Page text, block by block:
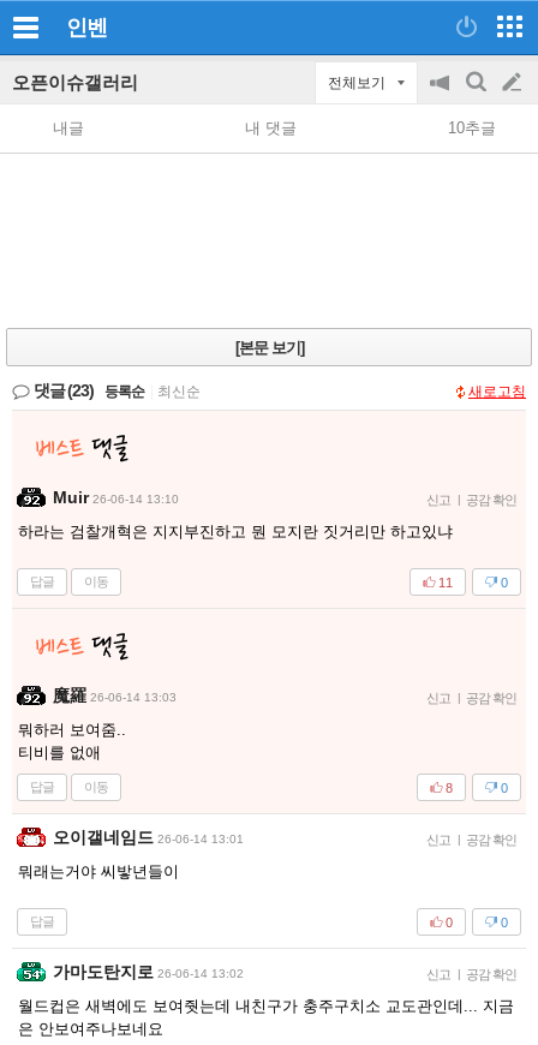
인벤
오픈이슈갤러리 전체보기
공
지
on/off
검
색
글
쓰
내글 내 댓글 10추글
[본문 보기]
댓글(23) 등록순 최신순 새로고침
Muir 26-06-14 13:10 신고 | 공감 확인
하라는 검찰개혁은 지지부진하고 뭔 모지란 짓거리만 하고있냐
답글 이동 0
11
魔羅 26-06-14 13:03 신고 | 공감 확인
뭐하러 보여줌..
티비를 없애
답글 이동 0
8
오이갤네임드 26-06-14 13:01 신고 | 공감 확인
뭐래는거야 씨밯년들이
답글 0
0
가마도탄지로 26-06-14 13:02 신고 | 공감 확인
월드컵은 새벽에도 보여줫는데 내친구가 충주구치소 교도관인데... 지금
은 안보여주나보네요